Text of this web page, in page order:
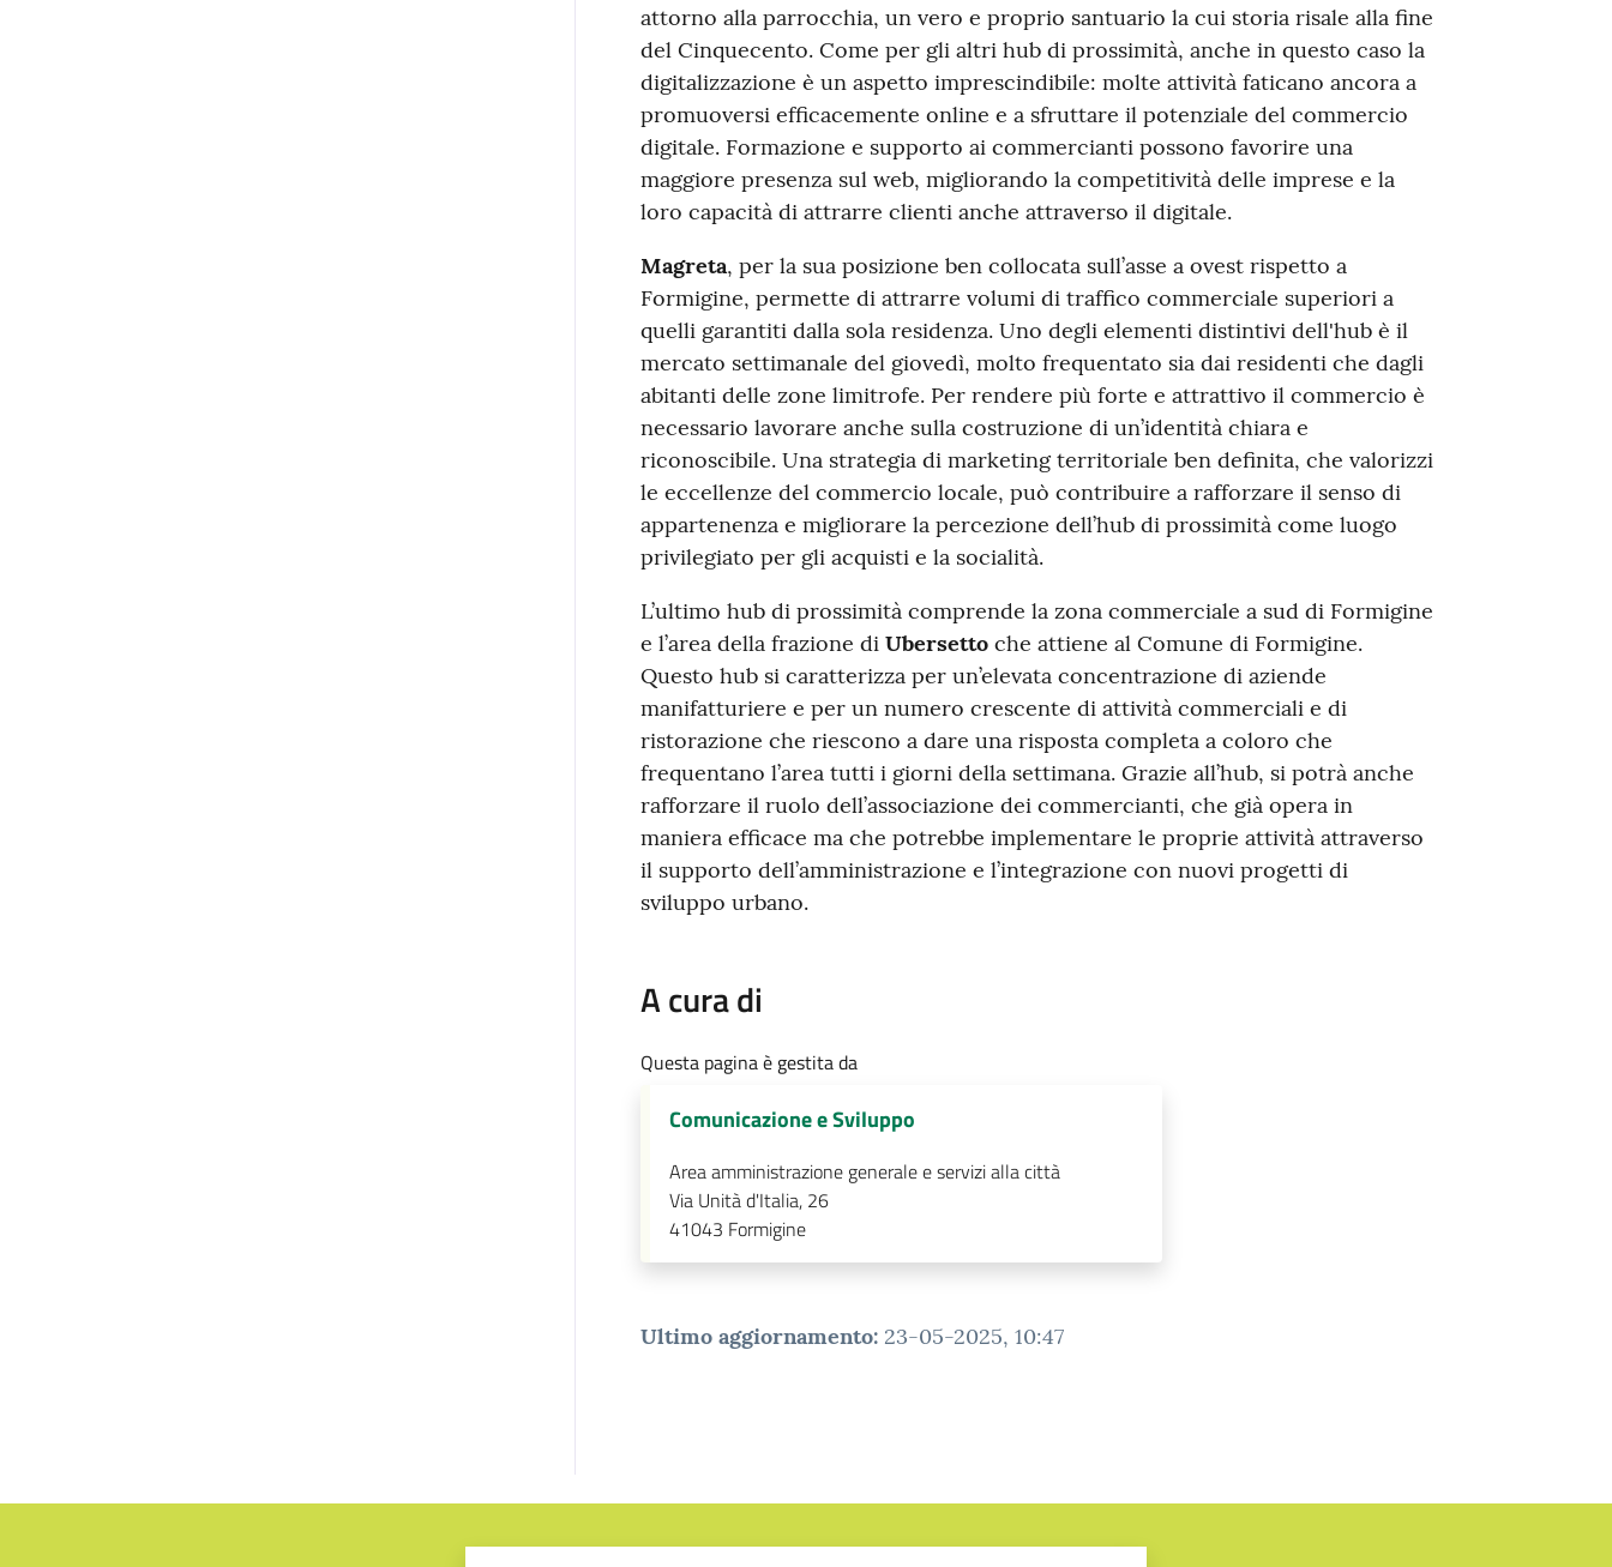
attorno alla parrocchia, un vero e proprio santuario la cui storia risale alla fine
del Cinquecento. Come per gli altri hub di prossimità, anche in questo caso la
digitalizzazione è un aspetto imprescindibile: molte attività faticano ancora a
promuoversi efficacemente online e a sfruttare il potenziale del commercio
digitale. Formazione e supporto ai commercianti possono favorire una
maggiore presenza sul web, migliorando la competitività delle imprese e la
loro capacità di attrarre clienti anche attraverso il digitale.
Magreta, per la sua posizione ben collocata sull’asse a ovest rispetto a
Formigine, permette di attrarre volumi di traffico commerciale superiori a
quelli garantiti dalla sola residenza. Uno degli elementi distintivi dell'hub è il
mercato settimanale del giovedì, molto frequentato sia dai residenti che dagli
abitanti delle zone limitrofe. Per rendere più forte e attrattivo il commercio è
necessario lavorare anche sulla costruzione di un’identità chiara e
riconoscibile. Una strategia di marketing territoriale ben definita, che valorizzi
le eccellenze del commercio locale, può contribuire a rafforzare il senso di
appartenenza e migliorare la percezione dell’hub di prossimità come luogo
privilegiato per gli acquisti e la socialità.
L’ultimo hub di prossimità comprende la zona commerciale a sud di Formigine
e l’area della frazione di Ubersettoche attiene al Comune di Formigine.
Questo hub si caratterizza per un’elevata concentrazione di aziende
manifatturiere e per un numero crescente di attività commerciali e di
ristorazione che riescono a dare una risposta completa a coloro che
frequentano l’area tutti i giorni della settimana. Grazie all’hub, si potrà anche
rafforzare il ruolo dell’associazione dei commercianti, che già opera in
maniera efficace ma che potrebbe implementare le proprie attività attraverso
il supporto dell’amministrazione e l’integrazione con nuovi progetti di
sviluppo urbano.
A cura di
Questa pagina è gestita da
Comunicazione e Sviluppo
Area amministrazione generale e servizi alla città
Via Unità d'Italia, 26
41043 Formigine
Ultimo aggiornamento: 23-05-2025, 10:47